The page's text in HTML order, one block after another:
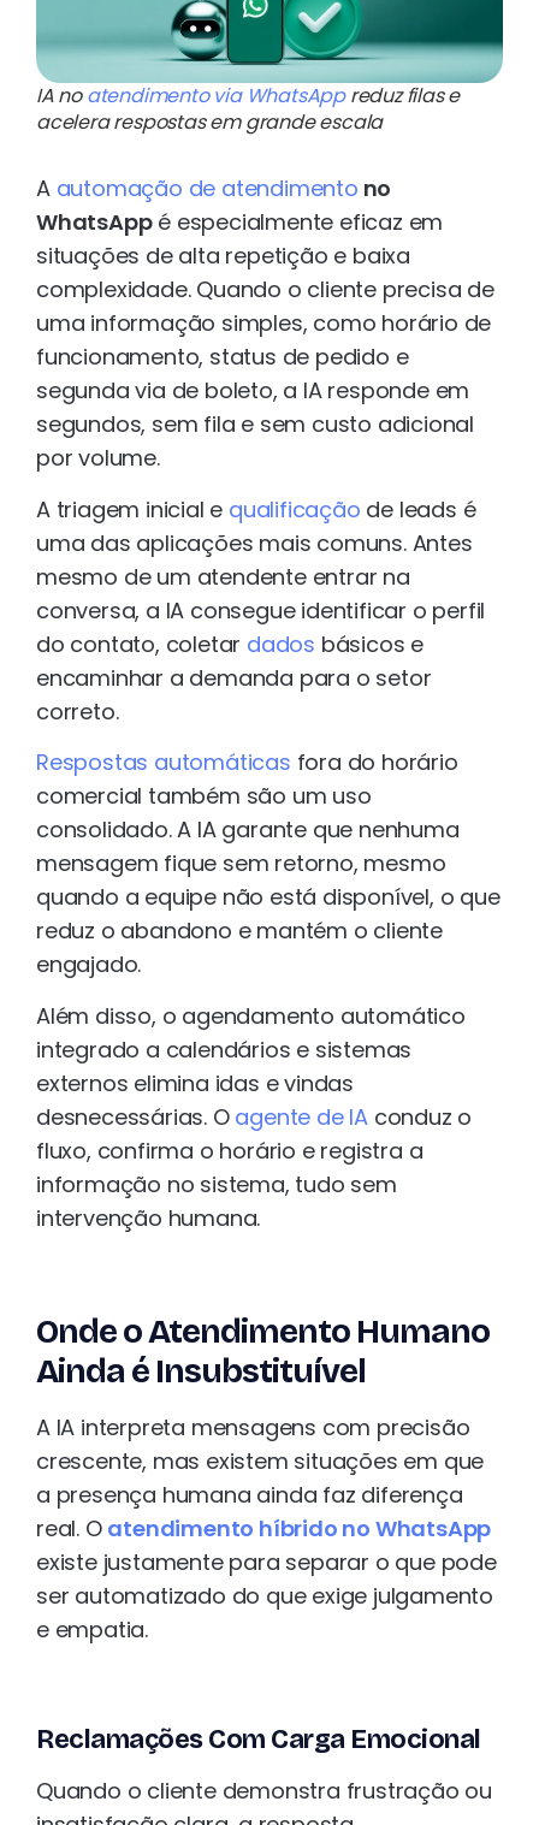
IA noatendimento via WhatsAppreduz filas e
acelera respostas em grande escala
A automação de atendimento no
WhatsAppé especialmente eficaz em
situações de alta repetição e baixa
complexidade. Quando o cliente precisa de
uma informação simples, como horário de
funcionamento, status de pedido e
segunda via de boleto, a IA responde em
segundos, sem fila e sem custo adicional
por volume.
A triagem inicial e qualificação de leads é
uma das aplicações mais comuns. Antes
mesmo de um atendente entrar na
conversa, a IA consegue identificar o perfil
do contato, coletar dados básicos e
encaminhar a demanda para o setor
correto.
Respostas automáticas fora do horário
comercial também são um uso
consolidado. A IA garante que nenhuma
mensagem fique sem retorno, mesmo
quando a equipe não está disponível, o que
reduz o abandono e mantém o cliente
engajado.
Além disso, o agendamento automático
integrado a calendários e sistemas
externos elimina idas e vindas
desnecessárias. O agente de IA conduz o
fluxo, confirma o horário e registra a
informação no sistema, tudo sem
intervenção humana.
Onde o Atendimento Humano
Ainda é Insubstituível
A IA interpreta mensagens com precisão
crescente, mas existem situações em que
a presença humana ainda faz diferença
real. O atendimento híbrido no WhatsApp
existe justamente para separar o que pode
ser automatizado do que exige julgamento
e empatia.
Reclamações Com Carga Emocional
Quando o cliente demonstra frustração ou